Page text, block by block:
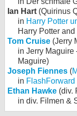
Ian Hart (Quirinus
in Harry Potter
Harry Potter
Tom Cruise (Jerry
in Jerry
Maguire)
Joseph Fiennes (
in FlashForward
Ethan Hawke (div.
in div. Filmen &